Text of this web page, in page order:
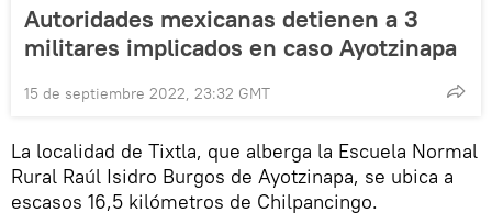
Autoridades mexicanas detienen a 3
militares implicados en caso Ayotzinapa
15 de septiembre 2022, 23:32 GMT
La localidad de Tixtla, que alberga la Escuela Normal
Rural Raúl Isidro Burgos de Ayotzinapa, se ubica a
escasos 16,5 kilómetros de Chilpancingo.